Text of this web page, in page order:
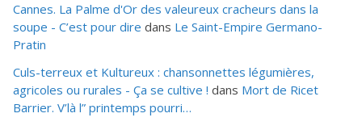
Cannes. La Palme d'Or des valeureux cracheurs dans la
soupe - C’est pour dire dans Le Saint-Empire Germano-
Pratin
Culs-terreux et Kultureux : chansonnettes légumières,
agricoles ou rurales - Ça se cultive ! dans Mort de Ricet
Barrier. V’là l” printemps pourri…